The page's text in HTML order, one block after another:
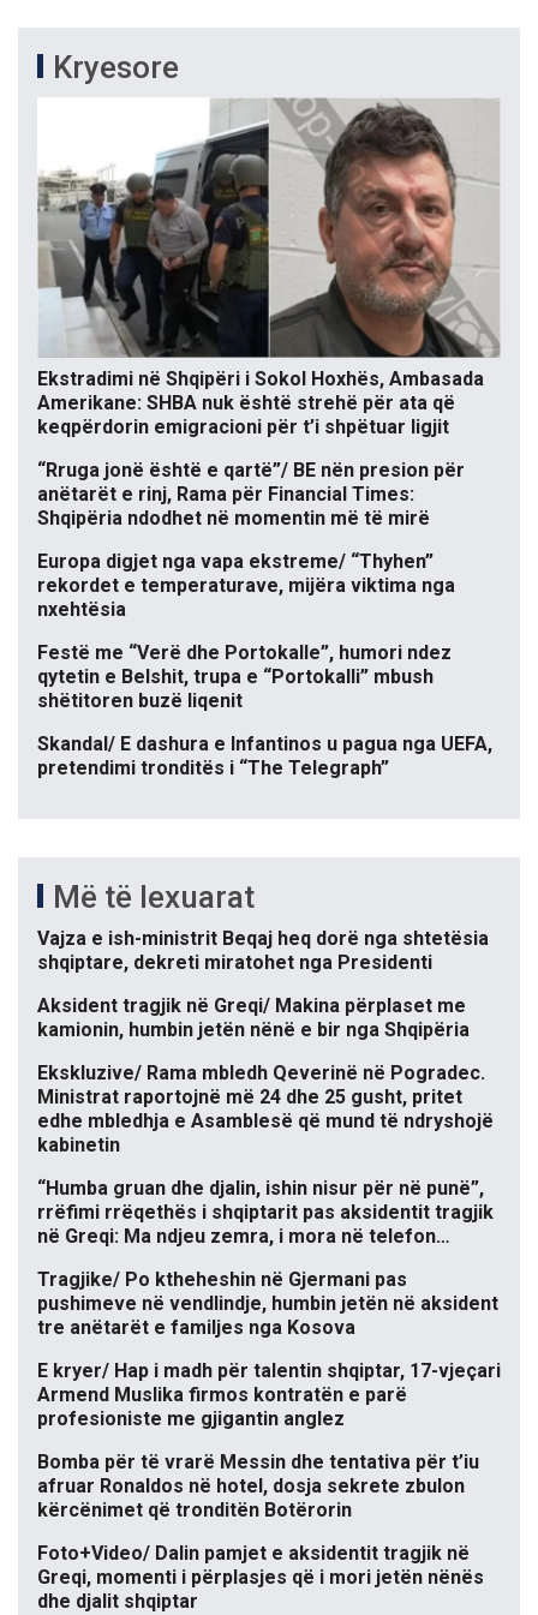
Kryesore
Ekstradimi në Shqipëri i Sokol Hoxhës, Ambasada
Amerikane: SHBA nuk është strehë për ata që
keqpërdorin emigracioni për t’i shpëtuar ligjit
“Rruga jonë është e qartë”/ BE nën presion për
anëtarët e rinj, Rama për Financial Times:
Shqipëria ndodhet në momentin më të mirë
Europa digjet nga vapa ekstreme/ “Thyhen”
rekordet e temperaturave, mijëra viktima nga
nxehtësia
Festë me “Verë dhe Portokalle”, humori ndez
qytetin e Belshit, trupa e “Portokalli” mbush
shëtitoren buzë liqenit
Skandal/ E dashura e Infantinos u pagua nga UEFA,
pretendimi tronditës i “The Telegraph”
Më të lexuarat
Vajza e ish-ministrit Beqaj heq dorë nga shtetësia
shqiptare, dekreti miratohet nga Presidenti
Aksident tragjik në Greqi/ Makina përplaset me
kamionin, humbin jetën nënë e bir nga Shqipëria
Ekskluzive/ Rama mbledh Qeverinë në Pogradec.
Ministrat raportojnë më 24 dhe 25 gusht, pritet
edhe mbledhja e Asamblesë që mund të ndryshojë
kabinetin
“Humba gruan dhe djalin, ishin nisur për në punë”,
rrëfimi rrëqethës i shqiptarit pas aksidentit tragjik
në Greqi: Ma ndjeu zemra, i mora në telefon…
Tragjike/ Po ktheheshin në Gjermani pas
pushimeve në vendlindje, humbin jetën në aksident
tre anëtarët e familjes nga Kosova
E kryer/ Hap i madh për talentin shqiptar, 17-vjeçari
Armend Muslika firmos kontratën e parë
profesioniste me gjigantin anglez
Bomba për të vrarë Messin dhe tentativa për t’iu
afruar Ronaldos në hotel, dosja sekrete zbulon
kërcënimet që tronditën Botërorin
Foto+Video/ Dalin pamjet e aksidentit tragjik në
Greqi, momenti i përplasjes që i mori jetën nënës
dhe djalit shqiptar